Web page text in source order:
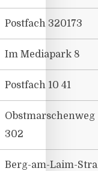
Postfach 320173
Im Mediapark 8
Postfach 10 41
Obstmarschenweg
302
Berg-am-Laim-